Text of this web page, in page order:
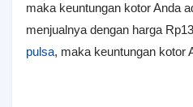
maka keuntungan kotor Anda
menjualnya dengan harga
pulsa, maka keuntungan kotor